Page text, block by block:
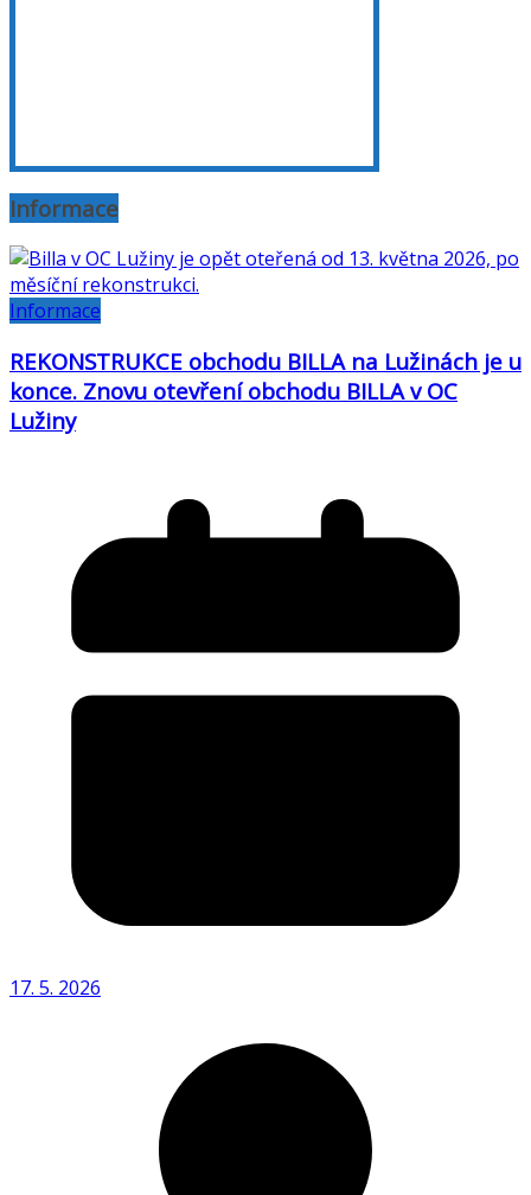
Informace
Informace
REKONSTRUKCE obchodu BILLA na Lužinách je u
konce. Znovu otevření obchodu BILLA v OC
Lužiny
17. 5. 2026